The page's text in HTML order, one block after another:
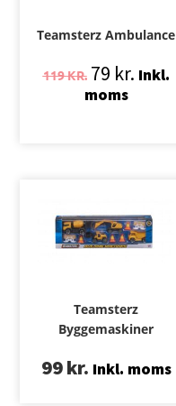
Teamsterz Ambulance
119KR. 79 kr. Inkl.
moms
Teamsterz
Byggemaskiner
99kr. Inkl. moms